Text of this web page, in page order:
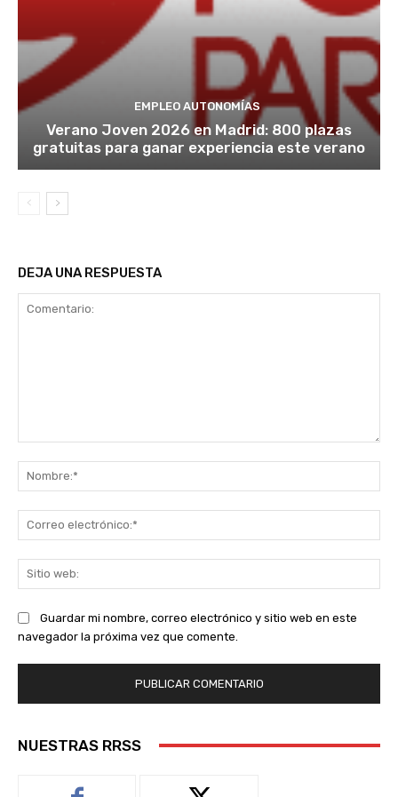
EMPLEO AUTONOMÍAS
Verano Joven 2026 en Madrid: 800 plazas
gratuitas para ganar experiencia este verano
DEJA UNA RESPUESTA
Guardar mi nombre, correo electrónico y sitio web en este
navegador la próxima vez que comente.
NUESTRAS RRSS